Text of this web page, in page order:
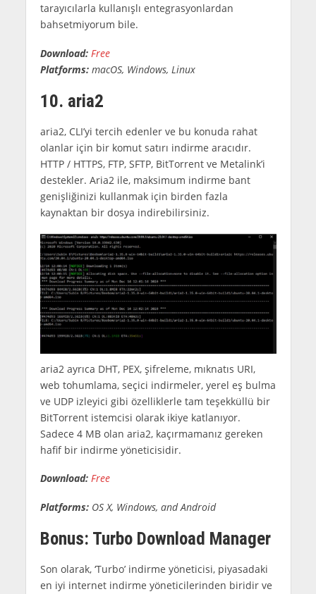
tarayıcılarla kullanışlı entegrasyonlardan
bahsetmiyorum bile.
Download: Free
Platforms: macOS, Windows, Linux
10. aria2
aria2, CLI’yi tercih edenler ve bu konuda rahat
olanlar için bir komut satırı indirme aracıdır.
HTTP / HTTPS, FTP, SFTP, BitTorrent ve Metalink’i
destekler. Aria2 ile, maksimum indirme bant
genişliğinizi kullanmak için birden fazla
kaynaktan bir dosya indirebilirsiniz.
aria2 ayrıca DHT, PEX, şifreleme, mıknatıs URI,
web tohumlama, seçici indirmeler, yerel eş bulma
ve UDP izleyici gibi özelliklerle tam teşekküllü bir
BitTorrent istemcisi olarak ikiye katlanıyor.
Sadece 4 MB olan aria2, kaçırmamanız gereken
hafif bir indirme yöneticisidir.
Download: Free
Platforms:OS X, Windows, and Android
Bonus: Turbo Download Manager
Son olarak, ‘Turbo’ indirme yöneticisi, piyasadaki
en iyi internet indirme yöneticilerinden biridir ve